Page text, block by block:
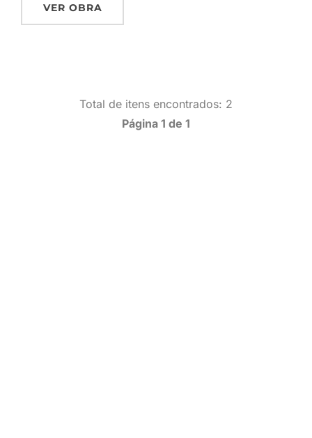
VER OBRA
Total de itens encontrados: 2
Página 1 de 1